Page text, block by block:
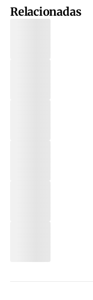
Relacionadas